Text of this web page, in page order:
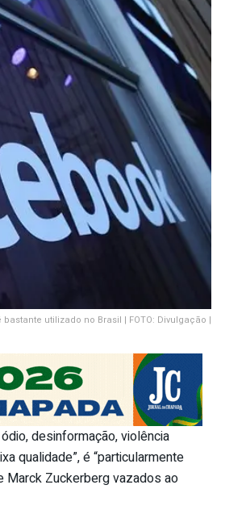
bastante utilizado no Brasil | FOTO: Divulgação |
desinformação, violência
qualidade”, é “particularmente
Marck Zuckerberg vazados ao